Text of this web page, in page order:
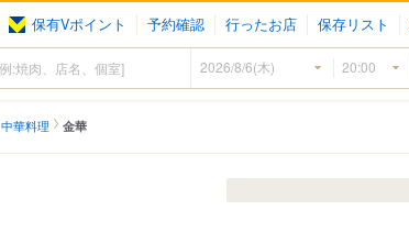
保有Vポイント 予約確認 行ったお店 保存リスト
華料理 金華